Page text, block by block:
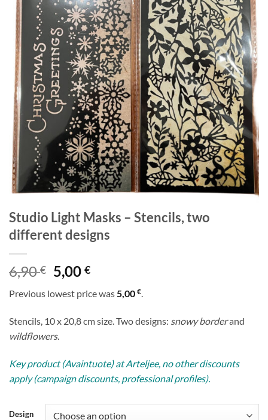
Studio Light Masks – Stencils, two
different designs
6,90€ Original
price
was:
6,90 €.
5,00€Current
is:
5,00 €.
Previous lowest price was5,00 €.
Stencils, 10 x 20,8 cm size. Two designs: snowy borderand
wildflowers.
Key product (Avaintuote) at Arteljee, no other discounts
apply (campaign discounts, professional profiles).
Design